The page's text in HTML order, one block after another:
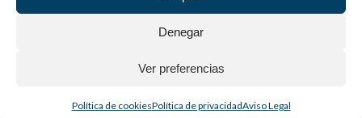
Denegar
Ver preferencias
Política de cookiesPolítica de privacidadAviso Legal